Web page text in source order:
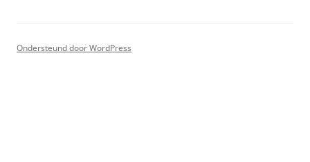
Ondersteund door WordPress